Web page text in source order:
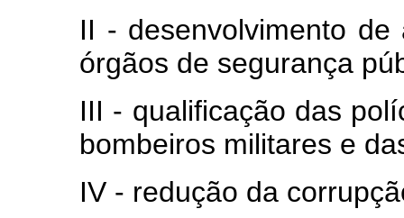
II - desenvolvimento
órgãos de segurança
III - qualificação das
bombeiros militares e
IV - redução da